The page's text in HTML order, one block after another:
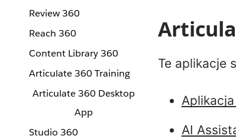
Review 360
Reach 360
Content Library 360
Articulate 360 Training
Articulate 360 Desktop
App
Studio 360
Te aplikacje
AI